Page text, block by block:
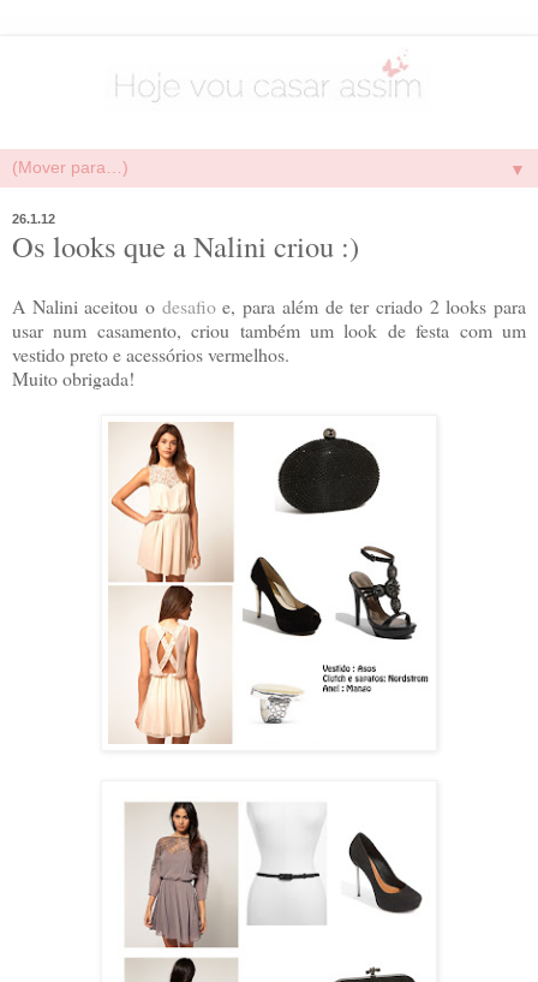
▼
26.1.12
Os looks que a Nalini criou :)
A Nalini aceitou o desafioe, para além de ter criado 2 looks para
usar num casamento, criou também um look de festa com um
vestido preto e acessórios vermelhos.
Muito obrigada!